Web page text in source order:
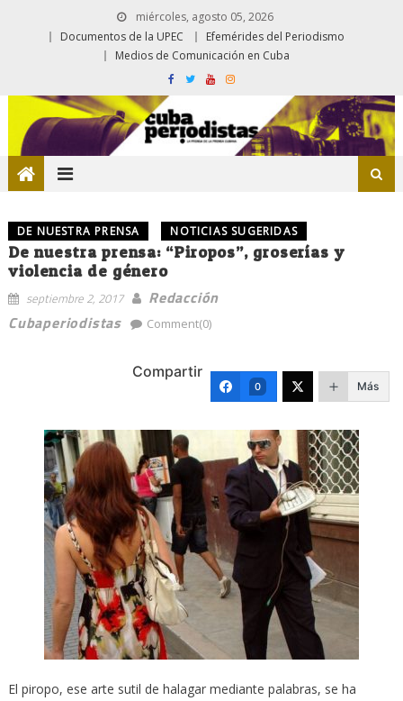
miércoles, agosto 05, 2026
Documentos de la UPEC
Efemérides del Periodismo
Medios de Comunicación en Cuba
DE NUESTRA PRENSA NOTICIAS SUGERIDAS
De nuestra prensa: “Piropos”, groserías y
violencia de género
septiembre 2, 2017
Redacción
Cubaperiodistas
Comment(0)
Compartir
0 Más
El piropo, ese arte sutil de halagar mediante palabras, se ha